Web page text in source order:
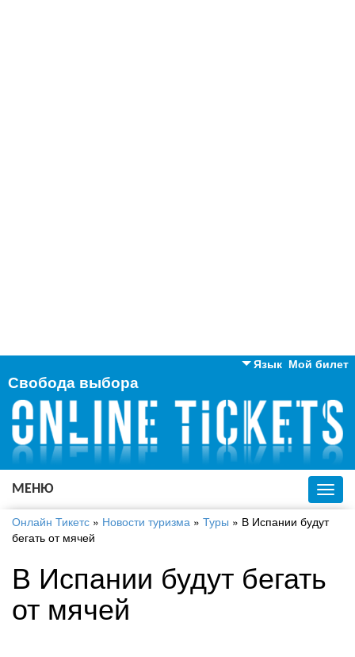
Мой билет
Язык
Английский
Русский
Украинский
Свобода выбора
МЕНЮ
Онлайн Тикетс » Новости туризма » Туры » В Испании будут
бегать от мячей
В Испании будут бегать
от мячей